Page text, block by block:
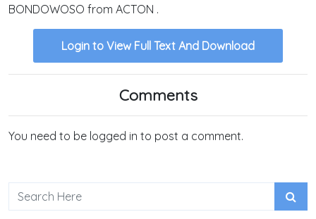
BONDOWOSO from ACTON .
Login to View Full Text And Download
Comments
You need to be logged in to post a comment.